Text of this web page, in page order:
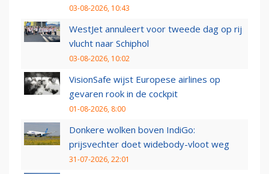
03-08-2026, 10:43
WestJet annuleert voor tweede dag op rij
vlucht naar Schiphol
03-08-2026, 10:02
VisionSafe wijst Europese airlines op
gevaren rook in de cockpit
01-08-2026, 8:00
Donkere wolken boven IndiGo:
prijsvechter doet widebody-vloot weg
31-07-2026, 22:01